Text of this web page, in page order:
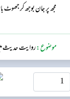
مجھ پر جان بوجھ کر جھوٹ
موضوع:روایت حدیث